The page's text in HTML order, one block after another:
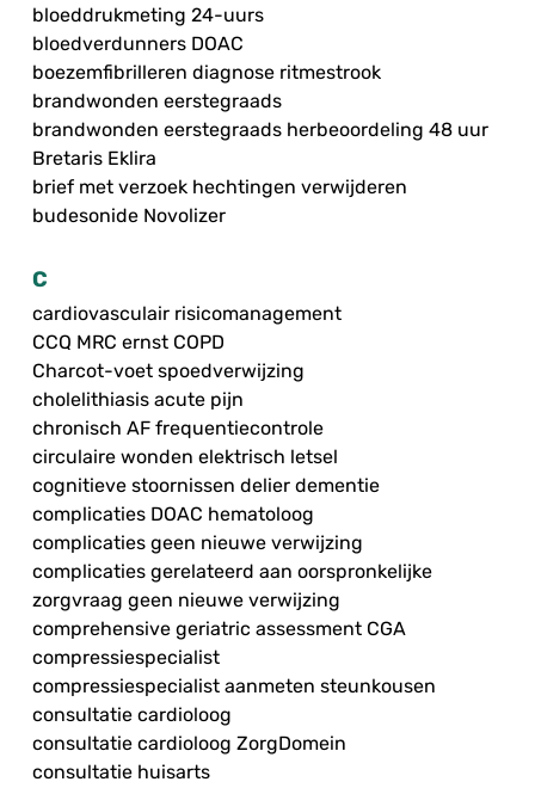
bloeddrukmeting 24-uurs
bloedverdunners DOAC
boezemfibrilleren diagnose ritmestrook
brandwonden eerstegraads
brandwonden eerstegraads herbeoordeling 48 uur
Bretaris Eklira
brief met verzoek hechtingen verwijderen
budesonide Novolizer
C
cardiovasculair risicomanagement
CCQ MRC ernst COPD
Charcot-voet spoedverwijzing
cholelithiasis acute pijn
chronisch AF frequentiecontrole
circulaire wonden elektrisch letsel
cognitieve stoornissen delier dementie
complicaties DOAC hematoloog
complicaties geen nieuwe verwijzing
complicaties gerelateerd aan oorspronkelijke
zorgvraag geen nieuwe verwijzing
comprehensive geriatric assessment CGA
compressiespecialist
compressiespecialist aanmeten steunkousen
consultatie cardioloog
consultatie cardioloog ZorgDomein
consultatie huisarts